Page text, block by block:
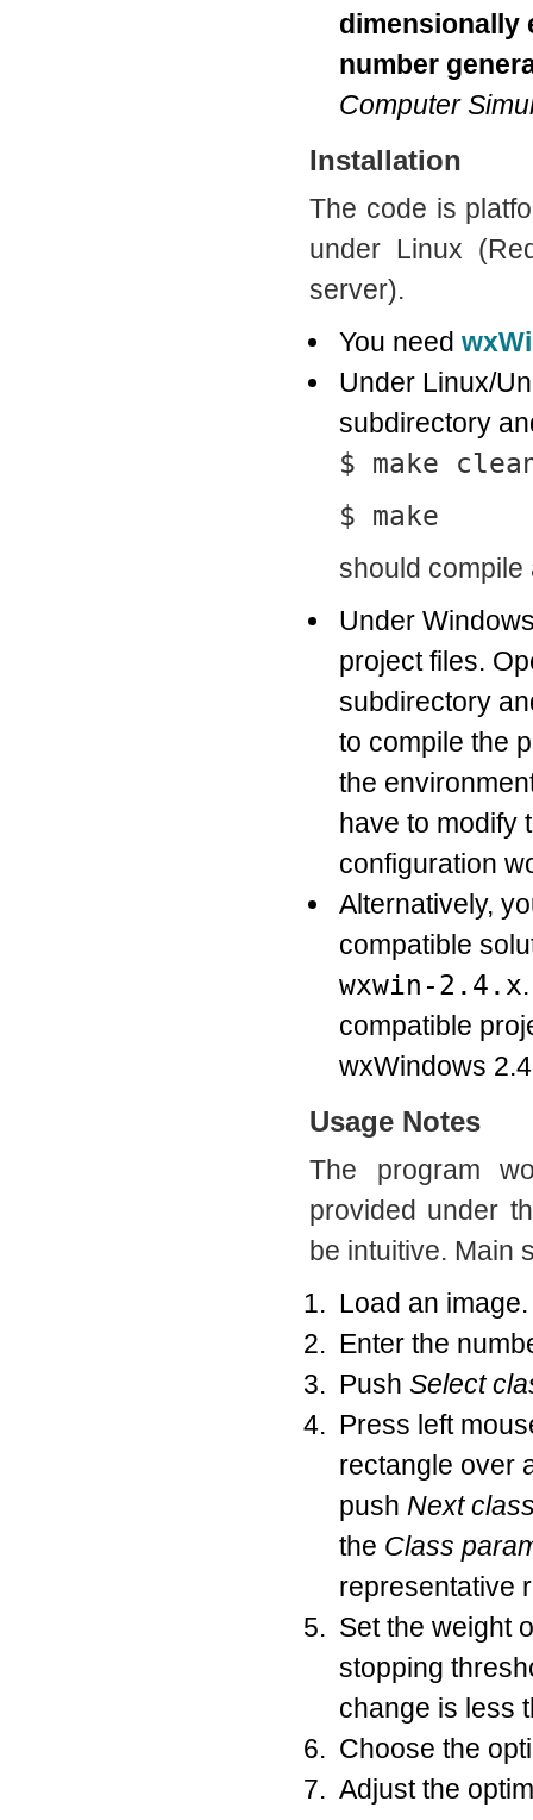
dimensionally
number
Computer
Installation
The code is
under Linux
server).
You need
Under Linux/
subdirectory
$ make
$ make
should
Under
project files.
subdirectory
to compile the
the
have to modify
configuration
Alternatively,
compatible
wxwin-2.4.x
compatible
wxWindows
Usage Notes
The program
provided under
be intuitive. Main
Load an image.
Enter the
Push Select
Press left
rectangle over
push Next
the Class
representative
Set the weight
stopping
change is less
Choose the
Adjust the